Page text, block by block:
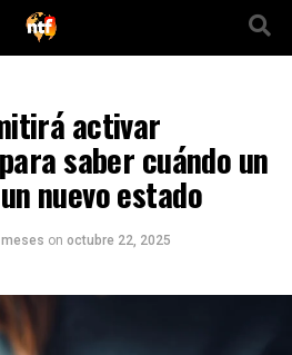
activar
saber cuándo un
nuevo estado
meses on octubre 22, 2025